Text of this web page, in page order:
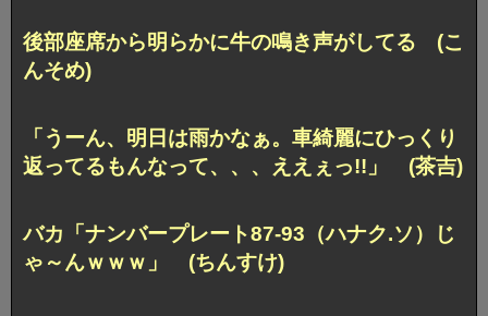
後部座席から明らかに牛の鳴き声がしてる (こ
んそめ)
「うーん、明日は雨かなぁ。 車綺麗にひっくり
返ってるもんなって、、、ええぇっ!!」 (茶吉)
バカ「ナンバープレート87-93（ハナク.ソ）じ
ゃ～んｗｗｗ」 (ちんすけ)